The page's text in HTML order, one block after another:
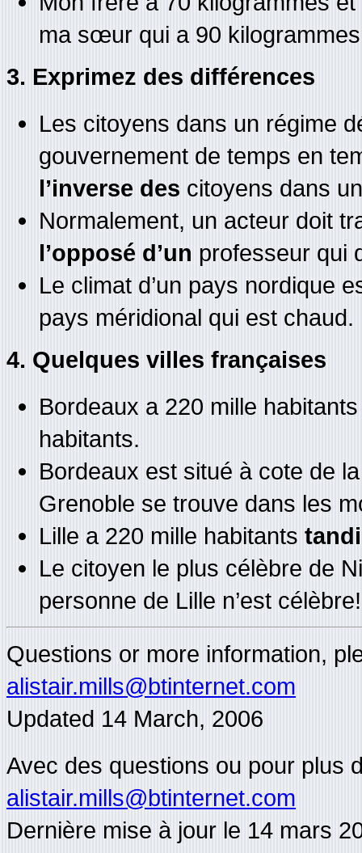
ma sœur qui a 90
3. Exprimez des différences
Les citoyens dans un régime
gouvernement de temps en
l’inverse des citoyens dans
Normalement, un acteur doit
l’opposé d’un professeur qui
Le climat d’un pays nordique
pays méridional qui est chaud.
4. Quelques villes françaises
Bordeaux a 220 mille
habitants.
Bordeaux est situé à cote de
Grenoble se trouve dans les
Lille a 220 mille habitants
Le citoyen le plus célèbre de
personne de Lille n’est célèbre!
Questions or more information,
alistair.mills@btinternet.com
Updated 14 March, 2006
Avec des questions ou pour plus
alistair.mills@btinternet.com
Dernière mise à jour le 14 mars